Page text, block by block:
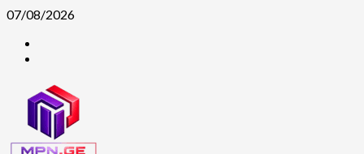
Skip
content
07/08/2026